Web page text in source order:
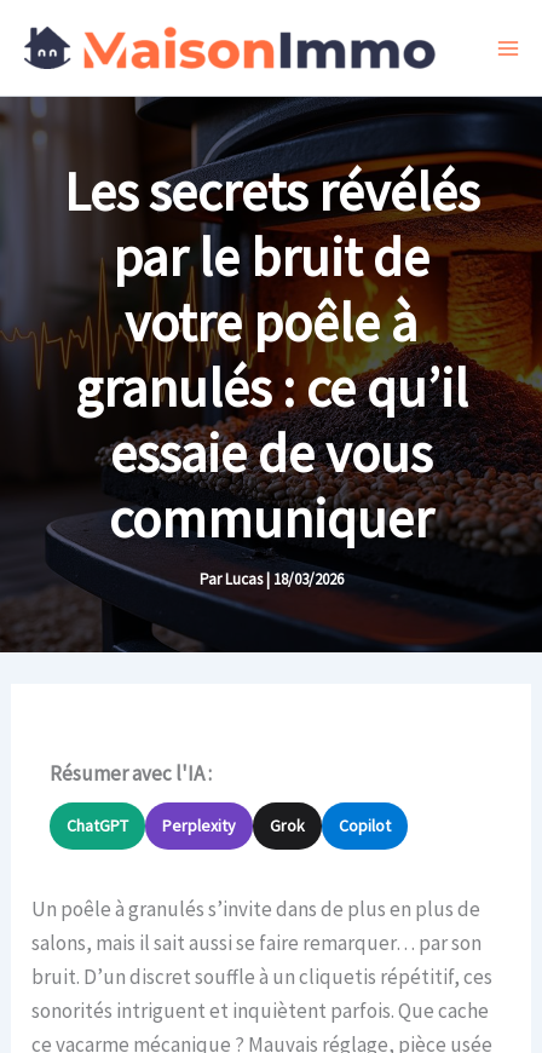
Les secrets révélés
par le bruit de
votre poêle à
granulés : ce qu’il
essaie de vous
communiquer
ParLucas|18/03/2026
Résumer avec l'IA :
ChatGPT Perplexity Grok Copilot
Un poêle à granulés s’invite dans de plus en plus de
salons, mais il sait aussi se faire remarquer… par son
bruit. D’un discret souffle à un cliquetis répétitif, ces
sonorités intriguent et inquiètent parfois. Que cache
ce vacarme mécanique ? Mauvais réglage, pièce usée